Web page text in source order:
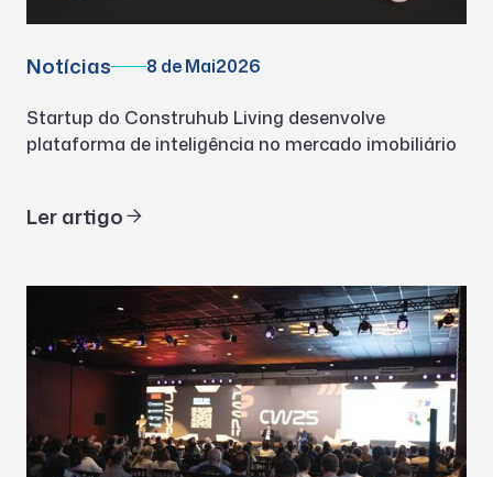
Notícias 8 de Mai2026
Startup do Construhub Living desenvolve
plataforma de inteligência no mercado imobiliário
Ler artigo